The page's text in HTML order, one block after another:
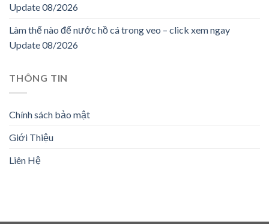
Update 08/2026
Làm thế nào để nước hồ cá trong veo – click xem ngay
Update 08/2026
THÔNG TIN
Chính sách bảo mật
Giới Thiệu
Liên Hệ